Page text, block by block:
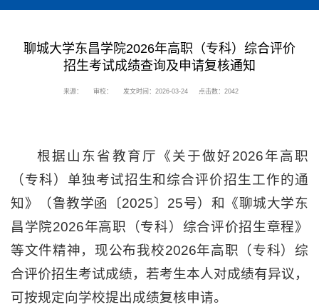
聊城大学东昌学院2026年高职（专科）综合评价
招生考试成绩查询及申请复核通知
来源： 审校： 发文时间：2026-03-24 点击数： 2042
根据山东省教育厅《关于做好2026年高职
（专科）单独考试招生和综合评价招生工作的通
知》（鲁教学函〔2025〕25号）和《聊城大学东
昌学院2026年高职（专科）综合评价招生章程》
等文件精神，现公布我校2026年高职（专科）综
合评价招生考试成绩，若考生本人对成绩有异议，
可按规定向学校提出成绩复核申请。